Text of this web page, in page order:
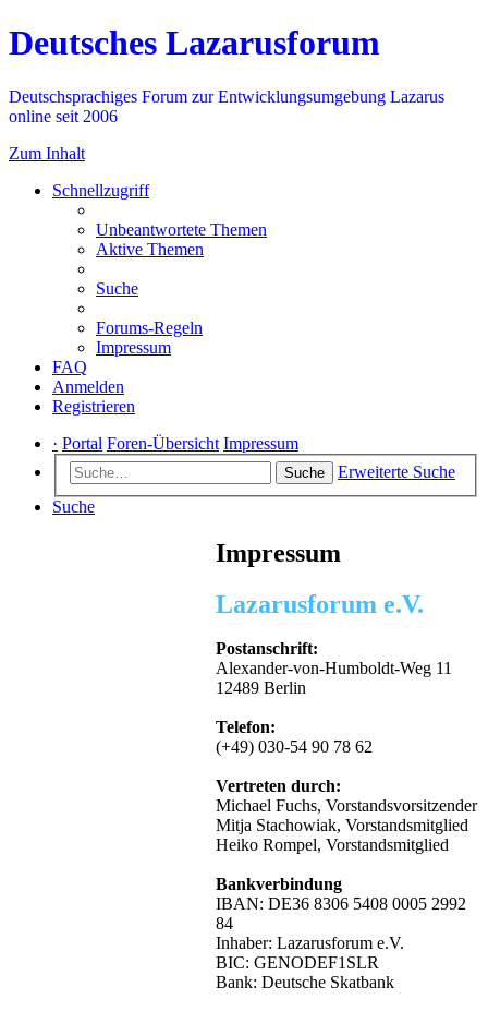
Deutsches Lazarusforum
Deutschsprachiges Forum zur Entwicklungsumgebung Lazarus
online seit 2006
Zum Inhalt
Schnellzugriff
Unbeantwortete Themen
Aktive Themen
Suche
Forums-Regeln
Impressum
FAQ
Anmelden
Registrieren
· Portal Foren-Übersicht Impressum
Suche
Erweiterte Suche
Suche
Impressum
Lazarusforum e.V.
Postanschrift:
Alexander-von-Humboldt-Weg 11
12489 Berlin
Telefon:
(+49) 030-54 90 78 62
Vertreten durch:
Michael Fuchs, Vorstandsvorsitzender
Mitja Stachowiak, Vorstandsmitglied
Heiko Rompel, Vorstandsmitglied
Bankverbindung
IBAN: DE36 8306 5408 0005 2992
84
Inhaber: Lazarusforum e.V.
BIC: GENODEF1SLR
Bank: Deutsche Skatbank